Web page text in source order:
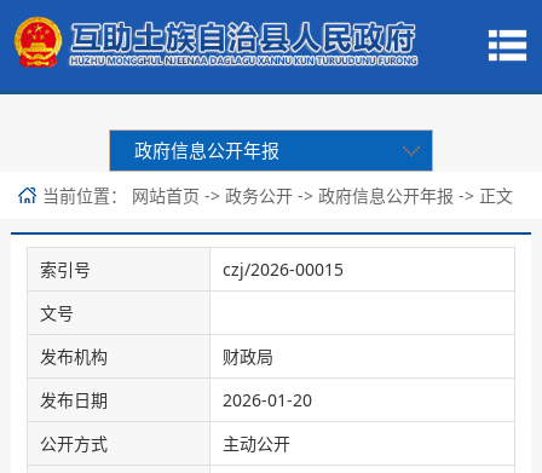
政府信息公开年报
当前位置： 网站首页 -> 政务公开 -> 政府信息公开年报 -> 正文
索引号
czj/2026-00015
文号
发布机构
财政局
发布日期
2026-01-20
公开方式
主动公开